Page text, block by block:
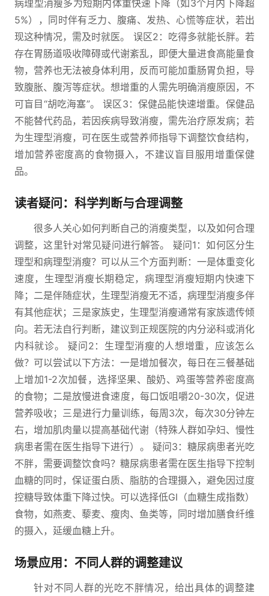
病理型消瘦多为短期内体重快速下降（如3个月内下降超
5%），同时伴有乏力、腹痛、发热、心慌等症状，若出
现这种情况，需及时就医。 误区2：吃得多就能长胖。若
存在胃肠道吸收障碍或代谢紊乱，即便大量进食高能量食
物，营养也无法被身体利用，反而可能加重肠胃负担，导
致腹胀、腹泻等症状。想增重的人需先明确消瘦原因，不
可盲目“胡吃海塞”。 误区3：保健品能快速增重。保健品
不能替代药品，若因疾病导致消瘦，需先治疗原发病；若
为生理型消瘦，可在医生或营养师指导下调整饮食结构，
增加营养密度高的食物摄入，不建议盲目服用增重保健
品。
读者疑问：科学判断与合理调整
很多人关心如何判断自己的消瘦类型，以及如何合理
调整，这里针对常见疑问进行解答。 疑问1：如何区分生
理型和病理型消瘦？可以从三个方面判断：一是体重变化
速度，生理型消瘦长期稳定，病理型消瘦短期内快速下
降；二是伴随症状，生理型消瘦无不适，病理型消瘦多伴
有其他症状；三是家族史，生理型消瘦通常有家族遗传倾
向。若无法自行判断，建议到正规医院的内分泌科或消化
内科就诊。 疑问2：生理型消瘦的人想增重，应该怎么
做？可以尝试以下方法：一是增加餐次，每日在三餐基础
上增加1-2次加餐，选择坚果、酸奶、鸡蛋等营养密度高
的食物；二是放慢进食速度，每口饭咀嚼20-30次，促进
营养吸收；三是进行力量训练，每周3次，每次30分钟左
右，增加肌肉量以提高基础代谢（特殊人群如孕妇、慢性
病患者需在医生指导下进行）。 疑问3：糖尿病患者光吃
不胖，需要调整饮食吗？糖尿病患者需在医生指导下控制
血糖的同时，保证蛋白质、脂肪的合理摄入，避免因过度
控糖导致体重下降过快。可以选择低GI（血糖生成指数）
食物，如燕麦、藜麦、瘦肉、鱼类等，同时增加膳食纤维
的摄入，延缓血糖上升。
场景应用：不同人群的调整建议
针对不同人群的光吃不胖情况，给出具体的调整建